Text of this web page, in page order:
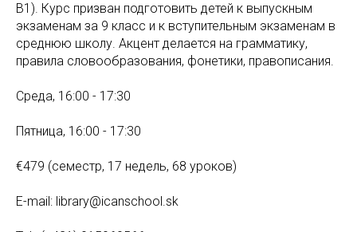
В1). Курс призван подготовить детей к выпускным
экзаменам за 9 класс и к вступительным экзаменам в
среднюю школу. Акцент делается на грамматику,
правила словообразования, фонетики, правописания.
Среда, 16:00 - 17:30
Пятница, 16:00 - 17:30
€479 (семестр, 17 недель, 68 уроков)
E-mail: library@icanschool.sk